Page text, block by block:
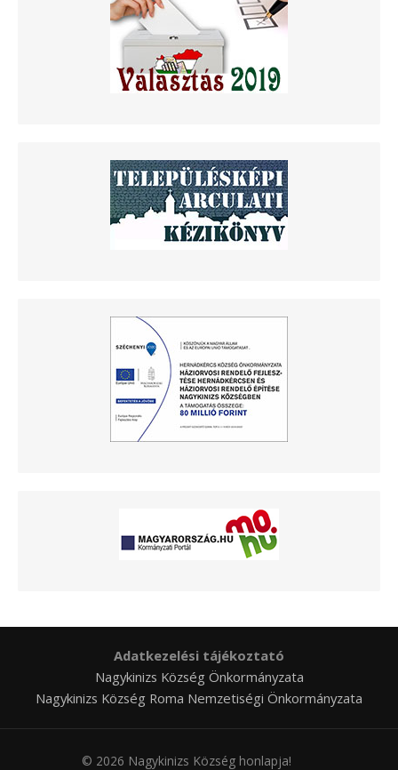
Adatkezelési tájékoztató
Nagykinizs Község Önkormányzata
Nagykinizs Község Roma Nemzetiségi Önkormányzata
© 2026 Nagykinizs Község honlapja!